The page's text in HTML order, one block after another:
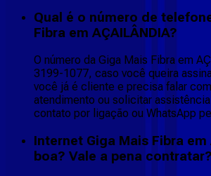
Qual é o número de
Fibra em AÇAILÂNDIA?
O número da Giga Mais Fibra em
3199-1077, caso você queira
você já é cliente e precisa falar
atendimento ou solicitar
contato por ligação ou WhatsApp
Internet Giga Mais Fibra em
boa? Vale a pena contratar?